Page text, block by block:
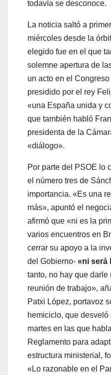
todavía se desconoce.
La noticia saltó a
miércoles desde la
elegido fue en el que
solemne apertura de
un acto en el
presidido por el rey
«una España unida y
que también habló
presidenta de la
«diálogo».
Por parte del PSOE lo
el número tres de
importancia. «Es una
más», apuntó el
afirmó que «ni es la
varios encuentros en
cerrar su apoyo a la
del Gobierno- «ni será
tanto, no hay que
reunión de trabajo»,
Patxi López, portavoz
hemiciclo, que desveló
martes en las que
Reglamento para
estructura ministerial,
«Lo razonable en el